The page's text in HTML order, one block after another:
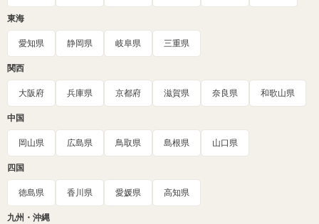
東海
愛知県 静岡県 岐阜県 三重県
関西
大阪府 兵庫県 京都府 滋賀県 奈良県 和歌山県
中国
岡山県 広島県 鳥取県 島根県 山口県
四国
徳島県 香川県 愛媛県 高知県
九州・沖縄